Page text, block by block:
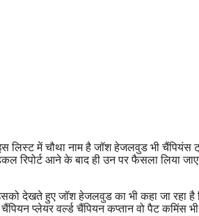
में चौथा नाम है जॉश हेजलवुड भी चैंपियंस
आने के बाद ही उन पर फैसला लिया
देखते हुए जॉश हेजलवुड का भी कहा जा रहा है
प्लेयर वर्ल्ड चैंपियन कप्तान वो पैट कमिंस